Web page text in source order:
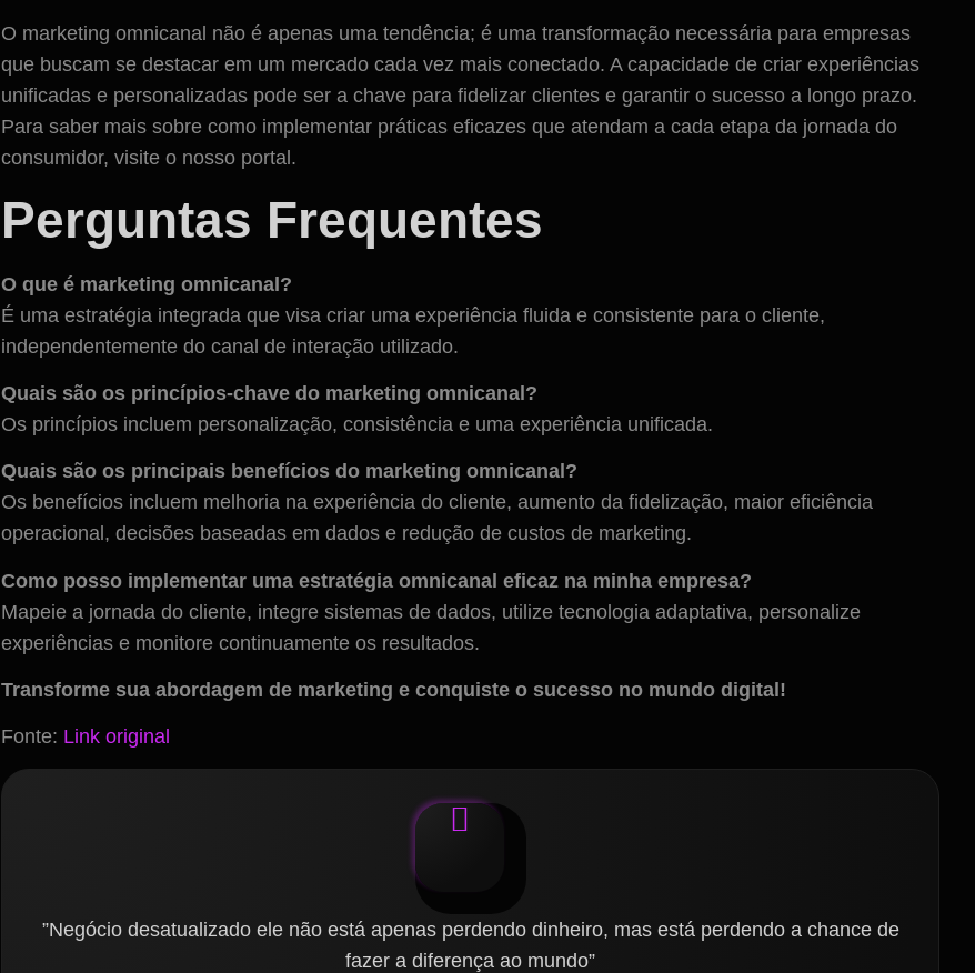
O marketing omnicanal não é apenas uma tendência; é uma transformação necessária para empresas
que buscam se destacar em um mercado cada vez mais conectado. A capacidade de criar experiências
unificadas e personalizadas pode ser a chave para fidelizar clientes e garantir o sucesso a longo prazo.
Para saber mais sobre como implementar práticas eficazes que atendam a cada etapa da jornada do
consumidor, visite o nosso portal.
Perguntas Frequentes
O que é marketing omnicanal?
É uma estratégia integrada que visa criar uma experiência fluida e consistente para o cliente,
independentemente do canal de interação utilizado.
Quais são os princípios-chave do marketing omnicanal?
Os princípios incluem personalização, consistência e uma experiência unificada.
Quais são os principais benefícios do marketing omnicanal?
Os benefícios incluem melhoria na experiência do cliente, aumento da fidelização, maior eficiência
operacional, decisões baseadas em dados e redução de custos de marketing.
Como posso implementar uma estratégia omnicanal eficaz na minha empresa?
Mapeie a jornada do cliente, integre sistemas de dados, utilize tecnologia adaptativa, personalize
experiências e monitore continuamente os resultados.
Transforme sua abordagem de marketing e conquiste o sucesso no mundo digital!
Fonte: Link original
”Negócio desatualizado ele não está apenas perdendo dinheiro, mas está perdendo a chance de
fazer a diferença ao mundo”